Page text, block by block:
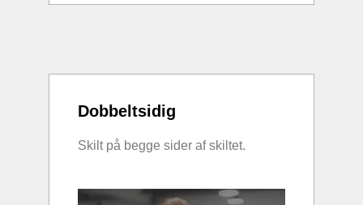
Dobbeltsidig
Skilt på begge sider af skiltet.